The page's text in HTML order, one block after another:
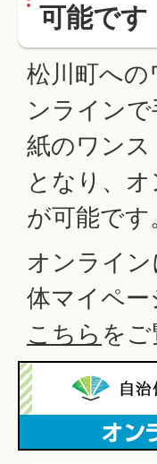
可能です
松川町へ
ンラインで
紙のワンス
となり、
が可能です
オンライ
体マイペ
こちら をご